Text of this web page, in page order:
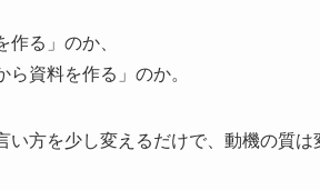
作る」のか、
ら資料を作る」のか。
方を少し変えるだけで、動機の質は